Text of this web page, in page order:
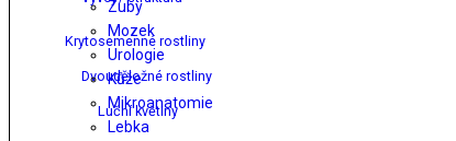
Zuby
Mozek
Urologie
Kůže
Mikroanatomie
Lebka
Krytosemenné rostliny
Dvouděložné rostliny
Luční květiny